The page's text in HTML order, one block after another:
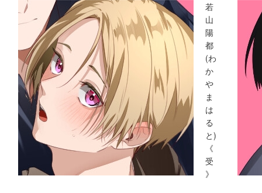
若
山
陽
都
(わ
か
や
ま
は
る
と)
《
受
》